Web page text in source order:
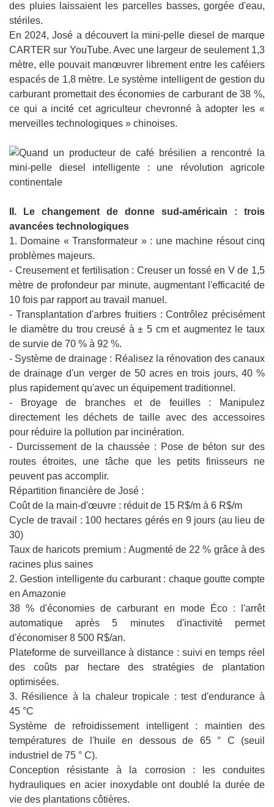
des pluies laissaient les parcelles basses, gorgée d'eau,
stériles.
En 2024, José a découvert la mini-pelle diesel de marque
CARTER sur YouTube. Avec une largeur de seulement 1,3
mètre, elle pouvait manœuvrer librement entre les caféiers
espacés de 1,8 mètre. Le système intelligent de gestion du
carburant promettait des économies de carburant de 38 %,
ce qui a incité cet agriculteur chevronné à adopter les «
merveilles technologiques » chinoises.
II. Le changement de donne sud-américain : trois
avancées technologiques
1. Domaine « Transformateur » : une machine résout cinq
problèmes majeurs.
- Creusement et fertilisation : Creuser un fossé en V de 1,5
mètre de profondeur par minute, augmentant l'efficacité de
10 fois par rapport au travail manuel.
- Transplantation d'arbres fruitiers : Contrôlez précisément
le diamètre du trou creusé à ± 5 cm et augmentez le taux
de survie de 70 % à 92 %.
- Système de drainage : Réalisez la rénovation des canaux
de drainage d'un verger de 50 acres en trois jours, 40 %
plus rapidement qu'avec un équipement traditionnel.
- Broyage de branches et de feuilles : Manipulez
directement les déchets de taille avec des accessoires
pour réduire la pollution par incinération.
- Durcissement de la chaussée : Pose de béton sur des
routes étroites, une tâche que les petits finisseurs ne
peuvent pas accomplir.
Répartition financière de José :
Coût de la main-d'œuvre : réduit de 15 R$/m à 6 R$/m
Cycle de travail : 100 hectares gérés en 9 jours (au lieu de
30)
Taux de haricots premium : Augmenté de 22 % grâce à des
racines plus saines
2. Gestion intelligente du carburant : chaque goutte compte
en Amazonie
38 % d'économies de carburant en mode Éco : l'arrêt
automatique après 5 minutes d'inactivité permet
d'économiser 8 500 R$/an.
Plateforme de surveillance à distance : suivi en temps réel
des coûts par hectare des stratégies de plantation
optimisées.
3. Résilience à la chaleur tropicale : test d'endurance à
45 °C
Système de refroidissement intelligent : maintien des
températures de l'huile en dessous de 65 ° C (seuil
industriel de 75 ° C).
Conception résistante à la corrosion : les conduites
hydrauliques en acier inoxydable ont doublé la durée de
vie des plantations côtières.